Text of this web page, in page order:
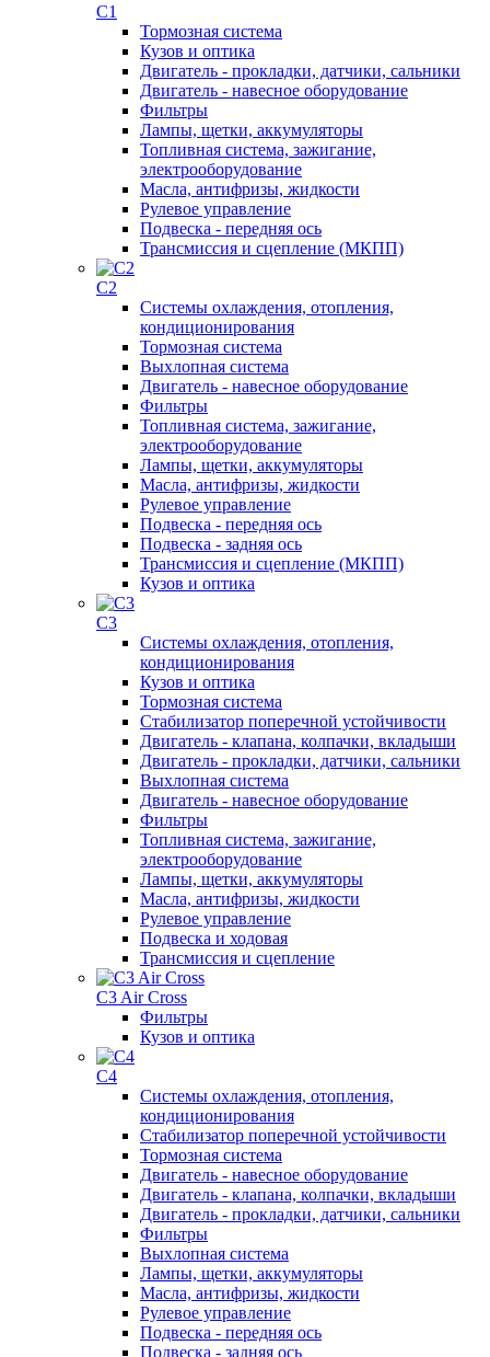
C1
Тормозная система
Кузов и оптика
Двигатель - прокладки, датчики, сальники
Двигатель - навесное оборудование
Фильтры
Лампы, щетки, аккумуляторы
Топливная система, зажигание,
электрооборудование
Масла, антифризы, жидкости
Рулевое управление
Подвеска - передняя ось
Трансмиссия и сцепление (МКПП)
C2
Системы охлаждения, отопления,
кондиционирования
Тормозная система
Выхлопная система
Двигатель - навесное оборудование
Фильтры
Топливная система, зажигание,
электрооборудование
Лампы, щетки, аккумуляторы
Масла, антифризы, жидкости
Рулевое управление
Подвеска - передняя ось
Подвеска - задняя ось
Трансмиссия и сцепление (МКПП)
Кузов и оптика
C3
Системы охлаждения, отопления,
кондиционирования
Кузов и оптика
Тормозная система
Стабилизатор поперечной устойчивости
Двигатель - клапана, колпачки, вкладыши
Двигатель - прокладки, датчики, сальники
Выхлопная система
Двигатель - навесное оборудование
Фильтры
Топливная система, зажигание,
электрооборудование
Лампы, щетки, аккумуляторы
Масла, антифризы, жидкости
Рулевое управление
Подвеска и ходовая
Трансмиссия и сцепление
C3 Air Cross
Фильтры
Кузов и оптика
C4
Системы охлаждения, отопления,
кондиционирования
Стабилизатор поперечной устойчивости
Тормозная система
Двигатель - навесное оборудование
Двигатель - клапана, колпачки, вкладыши
Двигатель - прокладки, датчики, сальники
Фильтры
Выхлопная система
Лампы, щетки, аккумуляторы
Масла, антифризы, жидкости
Рулевое управление
Подвеска - передняя ось
Подвеска - задняя ось